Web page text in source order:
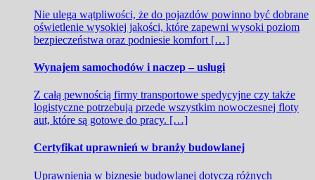
Nie ulega wątpliwości, że do pojazdów powinno być dobrane
oświetlenie wysokiej jakości, które zapewni wysoki poziom
bezpieczeństwa oraz podniesie komfort […]
Wynajem samochodów i naczep – usługi
Z całą pewnością firmy transportowe spedycyjne czy także
logistyczne potrzebują przede wszystkim nowoczesnej floty
aut, które są gotowe do pracy. […]
Certyfikat uprawnień w branży budowlanej
Uprawnienia w biznesie budowlanej dotyczą różnych